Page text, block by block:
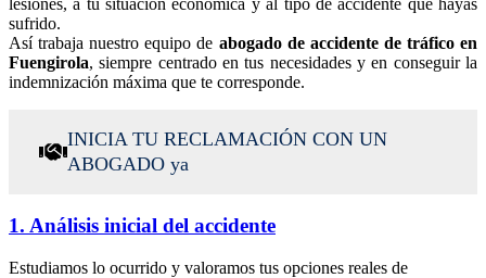
sufrido.
Así trabaja nuestro equipo de abogado de accidente de tráfico en
Fuengirola, siempre centrado en tus necesidades y en conseguir la
indemnización máxima que te corresponde.
INICIA TU RECLAMACIÓN CON UN
ABOGADO ya
1. Análisis inicial del accidente
Estudiamos lo ocurrido y valoramos tus opciones reales de